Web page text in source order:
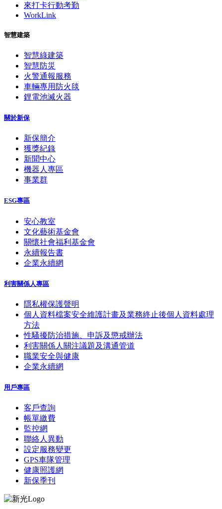
來打卡行動考勤
WorkLink
智慧建築
智慧綠建築
智慧防災
火警通報服務
車輛專用防火毯
鋰電池滅火器
關於新保
新保簡介
獲獎紀錄
新聞中心
機器人專區
事業群
ESG專區
安心教室
文化藝術基金會
關懷社會福利基金會
永續報告書
企業永續網
利害關係人專區
隱私權保護聲明
個人資料檔案安全維護計畫及業務終止後個人資料處理
方法
性騷擾防治措施、申訴及懲戒辦法
利害關係人關注議題及溝通管道
職業安全與健康
企業永續網
用戶專區
客戶查詢
帳單繳費
監控網
聯絡人異動
設定服務變更
GPS車隊管理
健康照護網
新保季刊